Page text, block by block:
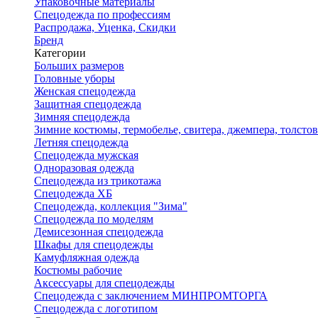
Спецодежда по профессиям
Распродажа, Уценка, Скидки
Бренд
Категории
Больших размеров
Головные уборы
Женская спецодежда
Защитная спецодежда
Зимняя спецодежда
Зимние костюмы, термобелье, свитера, джемпера,
Летняя спецодежда
Спецодежда мужская
Одноразовая одежда
Спецодежда из трикотажа
Спецодежда ХБ
Спецодежда, коллекция "Зима"
Спецодежда по моделям
Демисезонная спецодежда
Шкафы для спецодежды
Камуфляжная одежда
Костюмы рабочие
Аксессуары для спецодежды
Спецодежда с заключением МИНПРОМТОРГА
Спецодежда с логотипом